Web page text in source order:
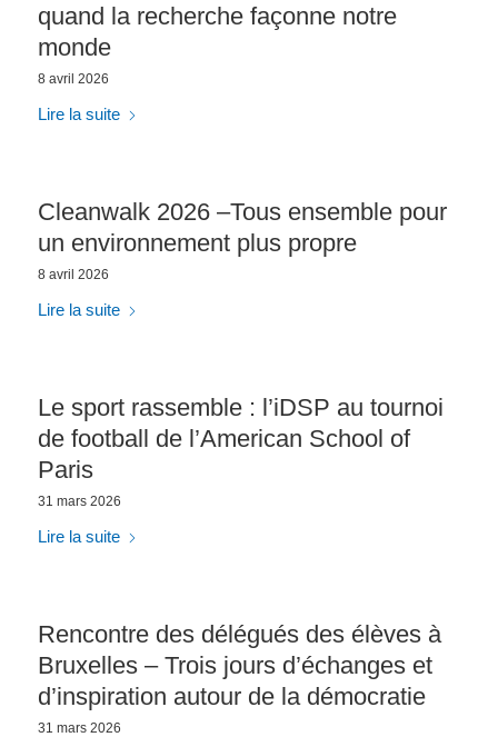
quand la recherche façonne notre
monde
8 avril 2026
Lire la suite
Cleanwalk 2026 –Tous ensemble pour
un environnement plus propre
8 avril 2026
Lire la suite
Le sport rassemble : l’iDSP au tournoi
de football de l’American School of
Paris
31 mars 2026
Lire la suite
Rencontre des délégués des élèves à
Bruxelles – Trois jours d’échanges et
d’inspiration autour de la démocratie
31 mars 2026